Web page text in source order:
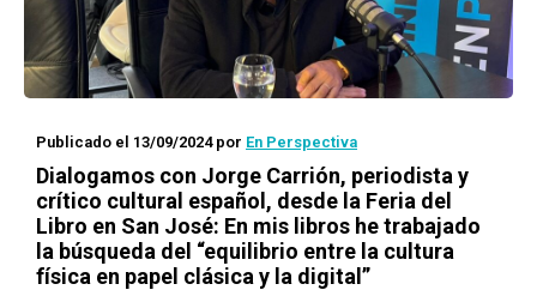
Publicado el 13/09/2024por En Perspectiva
Dialogamos con Jorge Carrión, periodista y
crítico cultural español, desde la Feria del
Libro en San José: En mis libros he trabajado
la búsqueda del “equilibrio entre la cultura
física en papel clásica y la digital”